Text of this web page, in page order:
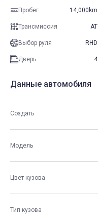
Пробег 14,000km
Трансмиссия AT
Выбор руля RHD
Дверь 4
Данные автомобиля
Создать
Модель
Цвет кузова
Тип кузова